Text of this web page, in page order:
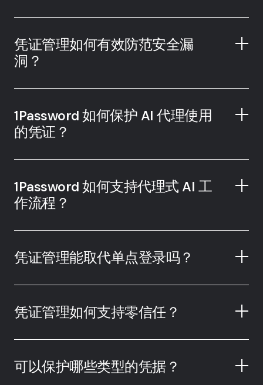
凭证管理如何有效防范安全漏
洞？
1Password 如何保护 AI 代理使用
的凭证？
1Password 如何支持代理式 AI 工
作流程？
凭证管理能取代单点登录吗？
凭证管理如何支持零信任？
可以保护哪些类型的凭据？